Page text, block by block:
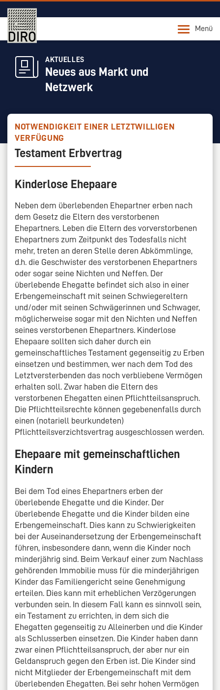
Menü
AKTUELLES
Neues aus Markt und
Netzwerk
NOTWENDIGKEIT EINER LETZTWILLIGEN
VERFÜGUNG
Testament Erbvertrag
Kinderlose Ehepaare
Neben dem überlebenden Ehepartner erben nach
dem Gesetz die Eltern des verstorbenen
Ehepartners. Leben die Eltern des vorverstorbenen
Ehepartners zum Zeitpunkt des Todesfalls nicht
mehr, treten an deren Stelle deren Abkömmlinge,
d.h. die Geschwister des verstorbenen Ehepartners
oder sogar seine Nichten und Neffen. Der
überlebende Ehegatte befindet sich also in einer
Erbengemeinschaft mit seinen Schwiegereltern
und/oder mit seinen Schwägerinnen und Schwager,
möglicherweise sogar mit den Nichten und Neffen
seines verstorbenen Ehepartners. Kinderlose
Ehepaare sollten sich daher durch ein
gemeinschaftliches Testament gegenseitig zu Erben
einsetzen und bestimmen, wer nach dem Tod des
Letztversterbenden das noch verbliebene Vermögen
erhalten soll. Zwar haben die Eltern des
verstorbenen Ehegatten einen Pflichtteilsanspruch.
Die Pflichtteilsrechte können gegebenenfalls durch
einen (notariell beurkundeten)
Pflichtteilsverzichtsvertrag ausgeschlossen werden.
Ehepaare mit gemeinschaftlichen
Kindern
Bei dem Tod eines Ehepartners erben der
überlebende Ehegatte und die Kinder. Der
überlebende Ehegatte und die Kinder bilden eine
Erbengemeinschaft. Dies kann zu Schwierigkeiten
bei der Auseinandersetzung der Erbengemeinschaft
führen, insbesondere dann, wenn die Kinder noch
minderjährig sind. Beim Verkauf einer zum Nachlass
gehörenden Immobilie muss für die minderjährigen
Kinder das Familiengericht seine Genehmigung
erteilen. Dies kann mit erheblichen Verzögerungen
verbunden sein. In diesem Fall kann es sinnvoll sein,
ein Testament zu errichten, in dem sich die
Ehegatten gegenseitig zu Alleinerben und die Kinder
als Schlusserben einsetzen. Die Kinder haben dann
zwar einen Pflichtteilsanspruch, der aber nur ein
Geldanspruch gegen den Erben ist. Die Kinder sind
nicht Mitglieder der Erbengemeinschaft mit dem
überlebenden Ehegatten. Bei sehr hohen Vermögen